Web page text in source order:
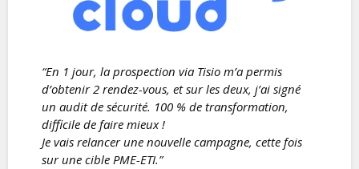
“En 1 jour, la prospection via Tisio m’a permis
d’obtenir 2 rendez-vous, et sur les deux, j’ai signé
un audit de sécurité. 100 % de transformation,
difficile de faire mieux !
Je vais relancer une nouvelle campagne, cette fois
sur une cible PME-ETI.”